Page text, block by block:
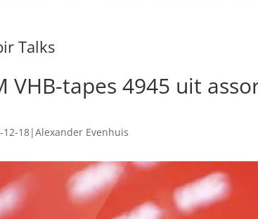
Talks
VHB-tapes 4945 uit
12-18|Alexander Evenhuis